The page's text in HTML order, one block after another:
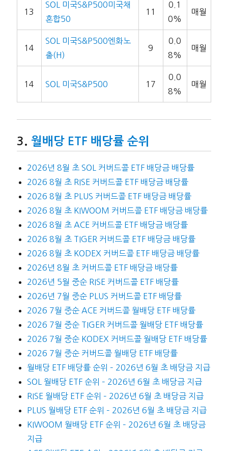
13
SOL 미국S&P500미국채
혼합50
11
0.1
0%
매월
14
SOL 미국S&P500엔화노
출(H)
9
0.0
8%
매월
14 SOL 미국S&P500 17
0.0
8%
매월
월배당 ETF 배당률 순위
2026년 8월 초 SOL 커버드콜 ETF 배당금 배당률
2026 8월 초 RISE 커버드콜 ETF 배당금 배당률
2026 8월 초 PLUS 커버드콜 ETF 배당금 배당률
2026 8월 초 KIWOOM 커버드콜 ETF 배당금 배당률
2026 8월 초 ACE 커버드콜 ETF 배당금 배당률
2026 8월 초 TIGER 커버드콜 ETF 배당금 배당률
2026 8월 초 KODEX 커버드콜 ETF 배당금 배당률
2026년 8월 초 커버드콜 ETF 배당금 배당률
2026년 5월 중순 RISE 커버드콜 ETF 배당률
2026년 7월 중순 PLUS 커버드콜 ETF 배당률
2026 7월 중순 ACE 커버드콜 월배당 ETF 배당률
2026 7월 중순 TIGER 커버드콜 월배당 ETF 배당률
2026 7월 중순 KODEX 커버드콜 월배당 ETF 배당률
2026 7월 중순 커버드콜 월배당 ETF 배당률
월배당 ETF 배당률 순위 – 2026년 6월 초 배당금 지급
SOL 월배당 ETF 순위 – 2026년 6월 초 배당금 지급
RISE 월배당 ETF 순위 – 2026년 6월 초 배당금 지급
PLUS 월배당 ETF 순위 – 2026년 6월 초 배당금 지급
KIWOOM 월배당 ETF 순위 – 2026년 6월 초 배당금
지급